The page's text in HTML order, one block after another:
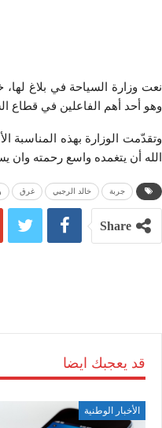
وهو أحد أهم الفاعلين في قطاع
وتقدّمت الوزارة بهذه المناسبة
الله أن يتغمده واسع رحمته وان
جربة خالد الرجبي غرق
Share
قد يعجبك ايضا
الأخبار الوطنية